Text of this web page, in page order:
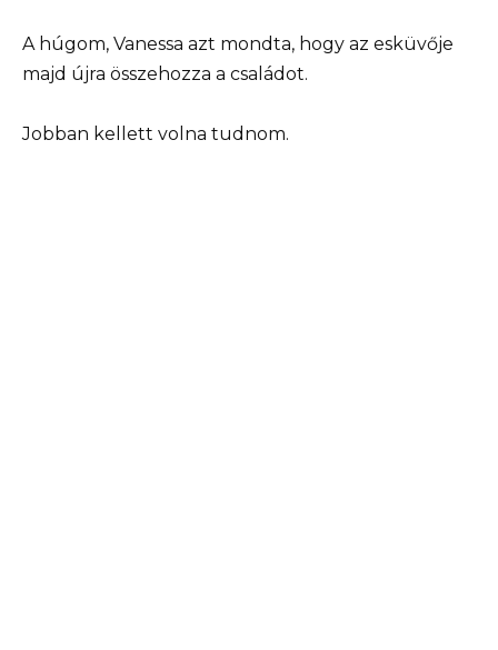
A húgom, Vanessa azt mondta, hogy az esküvője
majd újra összehozza a családot.
Jobban kellett volna tudnom.